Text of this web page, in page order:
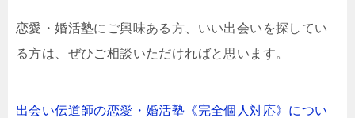
恋愛・婚活塾にご興味ある方、いい出会いを探してい
る方は、ぜひご相談いただければと思います。
出会い伝道師の恋愛・婚活塾《完全個人対応》につい